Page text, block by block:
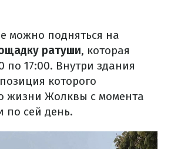
можно подняться на
ратуши, которая
по 17:00. Внутри здания
которого
жизни Жолквы с момента
по сей день.